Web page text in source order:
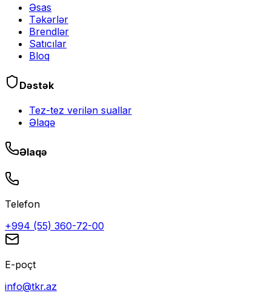
Əsas
Təkərlər
Brendlər
Satıcılar
Bloq
Dəstək
Tez-tez verilən suallar
Əlaqə
Əlaqə
Telefon
+994 (55) 360-72-00
E-poçt
info@tkr.az